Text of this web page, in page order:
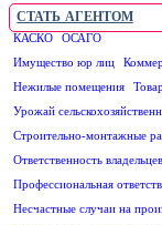
СТАТЬ АГЕНТОМ
КАСКО ОСАГО
Имущество юр лиц
Нежилые помещения
Урожай
Строительно-монтажные
Ответственность
Профессиональная
Несчастные случаи на